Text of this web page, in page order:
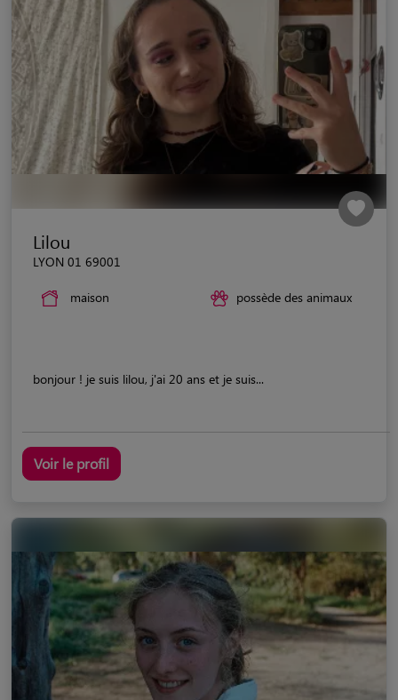
Lilou
LYON 01 69001
maison possède des animaux
bonjour ! je suis lilou, j'ai 20 ans et je suis...
Voir le profil